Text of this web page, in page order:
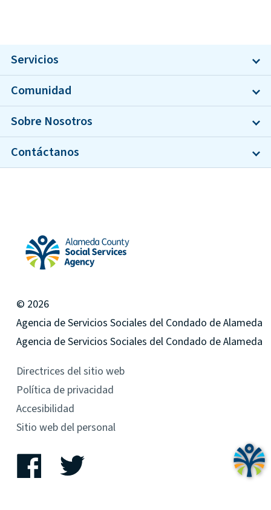
Servicios
Comunidad
Sobre Nosotros
Contáctanos
© 2026
Agencia de Servicios Sociales del Condado de Alameda
Agencia de Servicios Sociales del Condado de Alameda
Directrices del sitio web
Política de privacidad
Accesibilidad
Sitio web del personal
FacebookTwitter